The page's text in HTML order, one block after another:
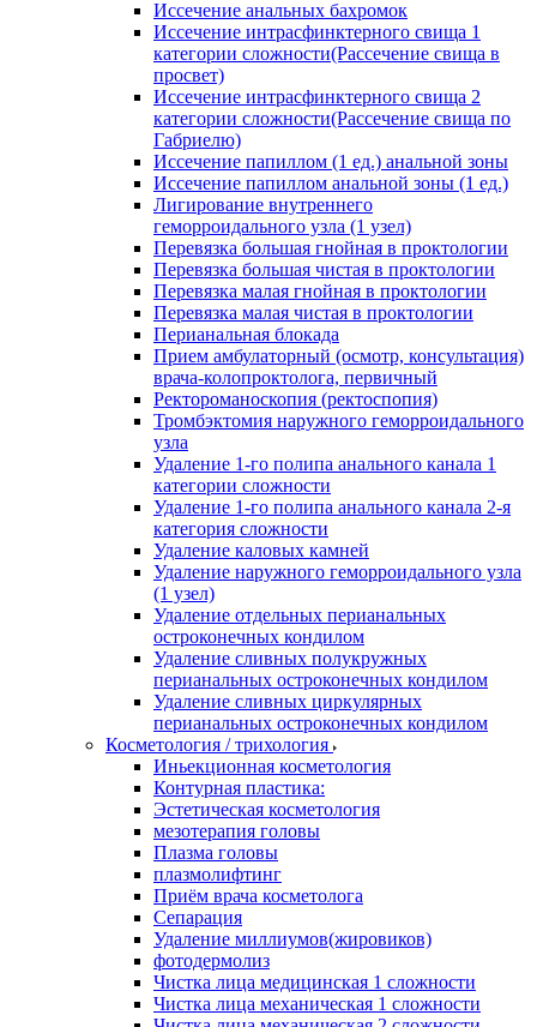
Иссечение анальных бахромок
Иссечение интрасфинктерного свища 1
категории сложности(Рассечение свища в
просвет)
Иссечение интрасфинктерного свища 2
категории сложности(Рассечение свища по
Габриелю)
Иссечение папиллом (1 ед.) анальной зоны
Иссечение папиллом анальной зоны (1 ед.)
Лигирование внутреннего
геморроидального узла (1 узел)
Перевязка большая гнойная в проктологии
Перевязка большая чистая в проктологии
Перевязка малая гнойная в проктологии
Перевязка малая чистая в проктологии
Перианальная блокада
Прием амбулаторный (осмотр, консультация)
врача-колопроктолога, первичный
Ректороманоскопия (ректоспопия)
Тромбэктомия наружного геморроидального
узла
Удаление 1-го полипа анального канала 1
категории сложности
Удаление 1-го полипа анального канала 2-я
категория сложности
Удаление каловых камней
Удаление наружного геморроидального узла
(1 узел)
Удаление отдельных перианальных
остроконечных кондилом
Удаление сливных полукружных
перианальных остроконечных кондилом
Удаление сливных циркулярных
перианальных остроконечных кондилом
Косметология / трихология
Иньекционная косметология
Контурная пластика:
Эстетическая косметология
мезотерапия головы
Плазма головы
плазмолифтинг
Приём врача косметолога
Сепарация
Удаление миллиумов(жировиков)
фотодермолиз
Чистка лица медицинская 1 сложности
Чистка лица механическая 1 сложности